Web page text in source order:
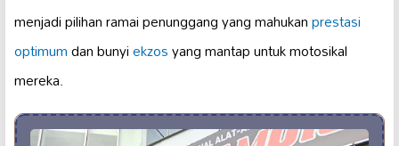
menjadi pilihan ramai penunggang yang mahukanprestasi
optimumdan bunyiekzosyang mantap untuk motosikal
mereka.